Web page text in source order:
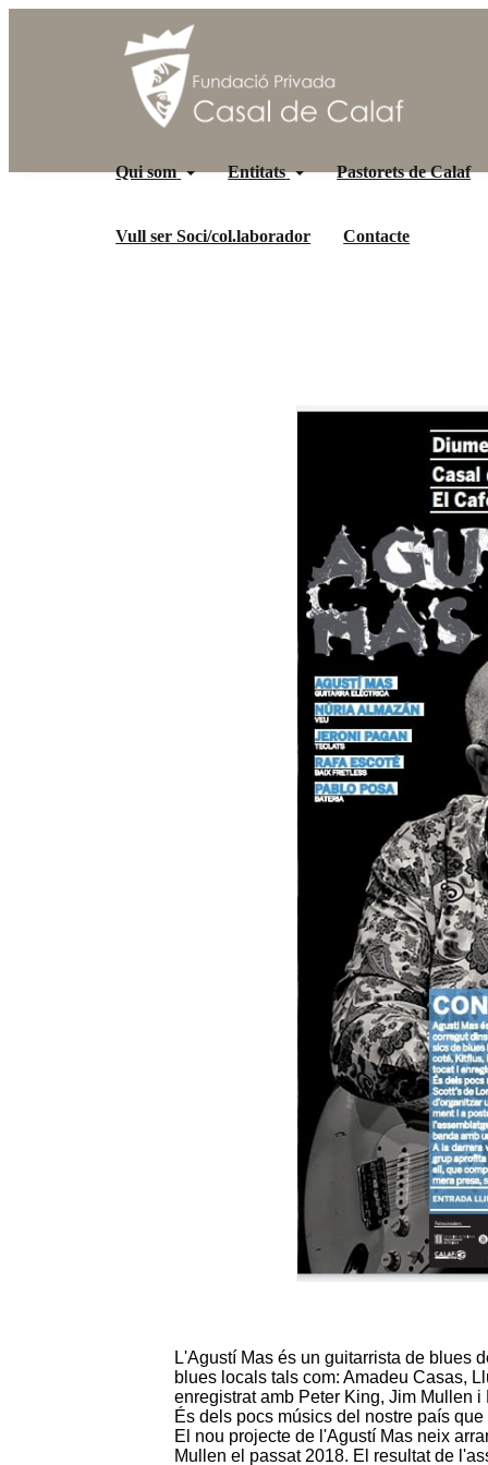
Qui som Entitats Pastorets de Calaf
Vull ser Soci/col.laborador Contacte
L'Agustí Mas és un guitarrista de blues
blues locals tals com: Amadeu Casas,
enregistrat amb Peter King, Jim Mullen i
És dels pocs músics del nostre país
El nou projecte de l'Agustí Mas neix
Mullen el passat 2018. El resultat de